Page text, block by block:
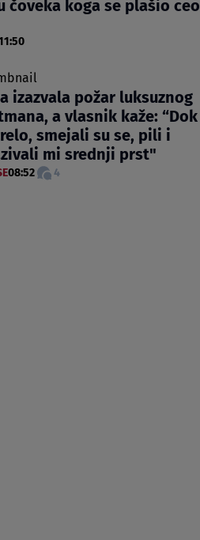
čoveka koga se plašio ceo
izazvala požar luksuznog
a vlasnik kaže: “Dok
smejali su se, pili i
mi srednji prst"
08:52 4